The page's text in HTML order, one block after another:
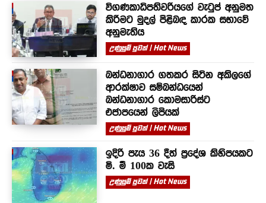
විගණකාධිපතිවරියගේ වැටුප් අනුමත
කිරීමට මුදල් පිළිබඳ කාරක සභාවේ
අනුමැතිය
උණුසුම් පුවත් | Hot News
බන්ධනාගාර ගතකර සිටින අකිලගේ
ආරක්ෂාව සම්බන්ධයෙන්
බන්ධනාගාර කොමසාරිස්ට
එජාපයෙන් ලිපියක්
උණුසුම් පුවත් | Hot News
ඉදිරි පැය 36 දීත් ප්‍රදේශ කිහිපයකට
මි. මී 100ක වැසි
උණුසුම් පුවත් | Hot News